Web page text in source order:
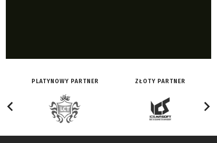
PLATYNOWY PARTNER ZŁOTY PARTNER